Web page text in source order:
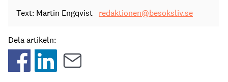
Text: Martin Engqvist redaktionen@besoksliv.se
Dela artikeln: